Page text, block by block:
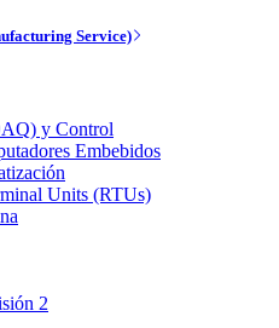
Service)
y Control
Embebidos
Units (RTUs)
2